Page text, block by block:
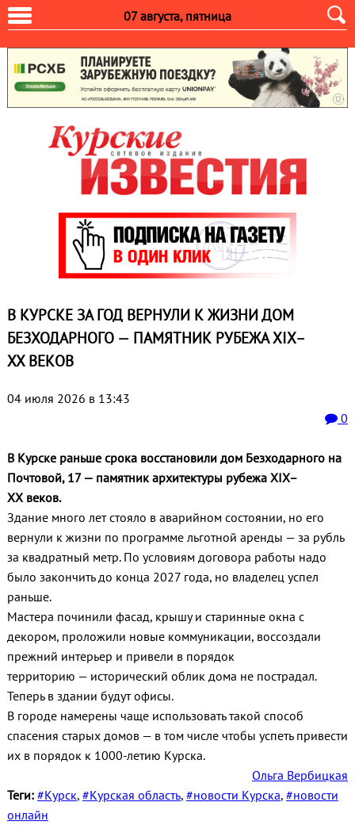
07 августа, пятница
В КУРСКЕ ЗА ГОД ВЕРНУЛИ К ЖИЗНИ ДОМ
БЕЗХОДАРНОГО — ПАМЯТНИК РУБЕЖА XIX–
XX ВЕКОВ
04 июля 2026 в 13:43
0
В Курске раньше срока восстановили дом Безходарного на
Почтовой, 17 — памятник архитектуры рубежа XIX–
XX веков.
Здание много лет стояло в аварийном состоянии, но его
вернули к жизни по программе льготной аренды — за рубль
за квадратный метр. По условиям договора работы надо
было закончить до конца 2027 года, но владелец успел
раньше.
Мастера починили фасад, крышу и старинные окна с
декором, проложили новые коммуникации, воссоздали
прежний интерьер и привели в порядок
территорию — исторический облик дома не пострадал.
Теперь в здании будут офисы.
В городе намерены чаще использовать такой способ
спасения старых домов — в том числе чтобы успеть привести
их в порядок к 1000‑летию Курска.
Ольга Вербицкая
Теги: #Курск, #Курская область, #новости Курска, #новости
онлайн